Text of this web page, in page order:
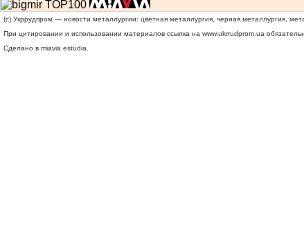
(c) Укррудпром — новости металлургии: цветная металлургия, черная металлургия,
При цитировании и использовании материалов ссылка на www.ukrrudprom.ua
Сделано в miavia estudia.